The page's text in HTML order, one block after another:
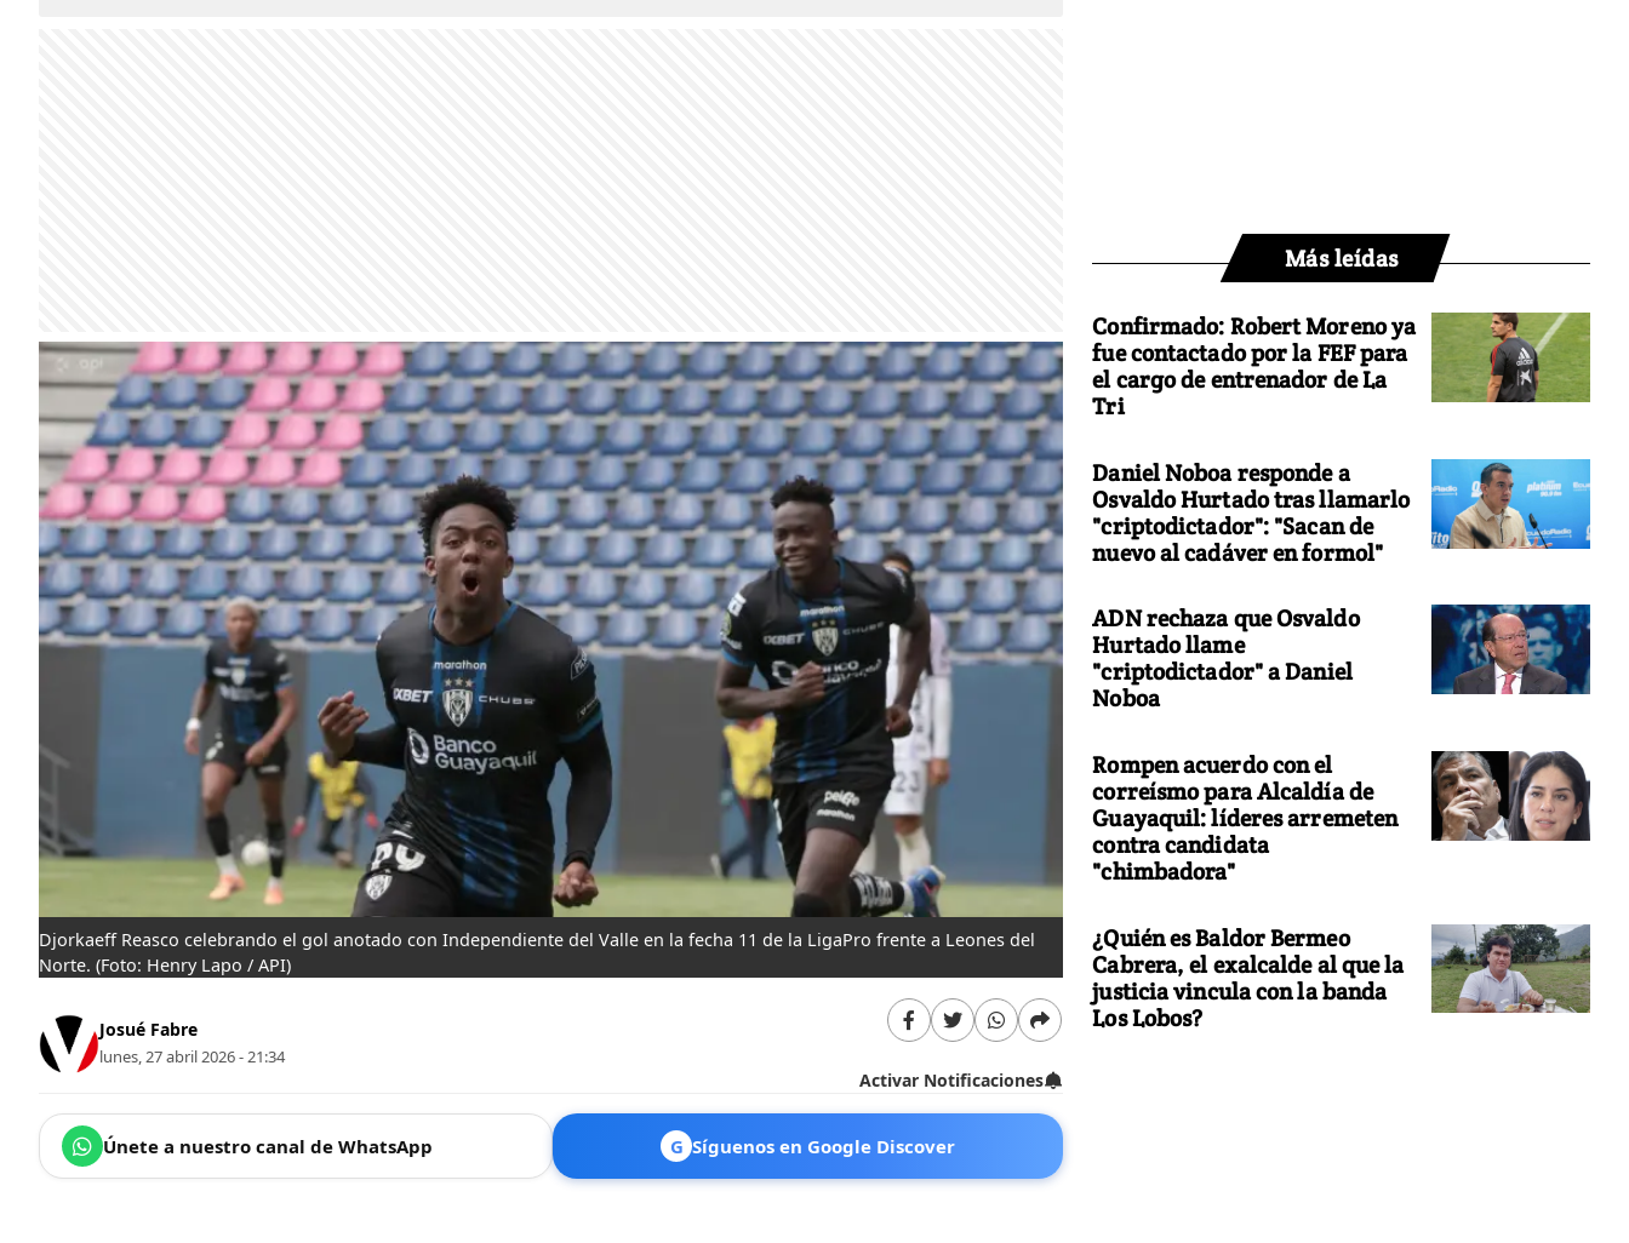
Djorkaeff Reasco celebrando el gol anotado con Independiente del Valle en la fecha 11 de la LigaPro frente a Leones del
Norte. (Foto: Henry Lapo / API)
Josué Fabre
lunes, 27 abril 2026 - 21:34
Activar Notificaciones
Únete a nuestro canal de WhatsApp G Síguenos en Google Discover
Más leídas
Confirmado: Robert Moreno ya
fue contactado por la FEF para
el cargo de entrenador de La
Tri
Daniel Noboa responde a
Osvaldo Hurtado tras llamarlo
"criptodictador": "Sacan de
nuevo al cadáver en formol"
ADN rechaza que Osvaldo
Hurtado llame
"criptodictador" a Daniel
Noboa
Rompen acuerdo con el
correísmo para Alcaldía de
Guayaquil: líderes arremeten
contra candidata
"chimbadora"
¿Quién es Baldor Bermeo
Cabrera, el exalcalde al que la
justicia vincula con la banda
Los Lobos?